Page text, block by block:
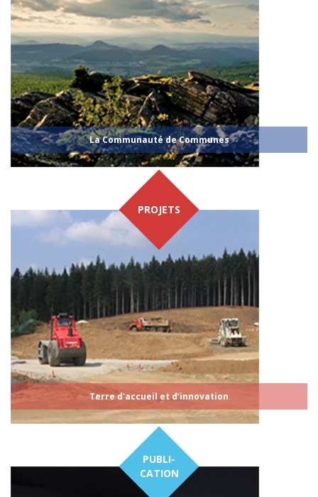
La Communauté de Communes
PROJETS
Terre d'accueil et d’innovation
PUBLI-
CATION